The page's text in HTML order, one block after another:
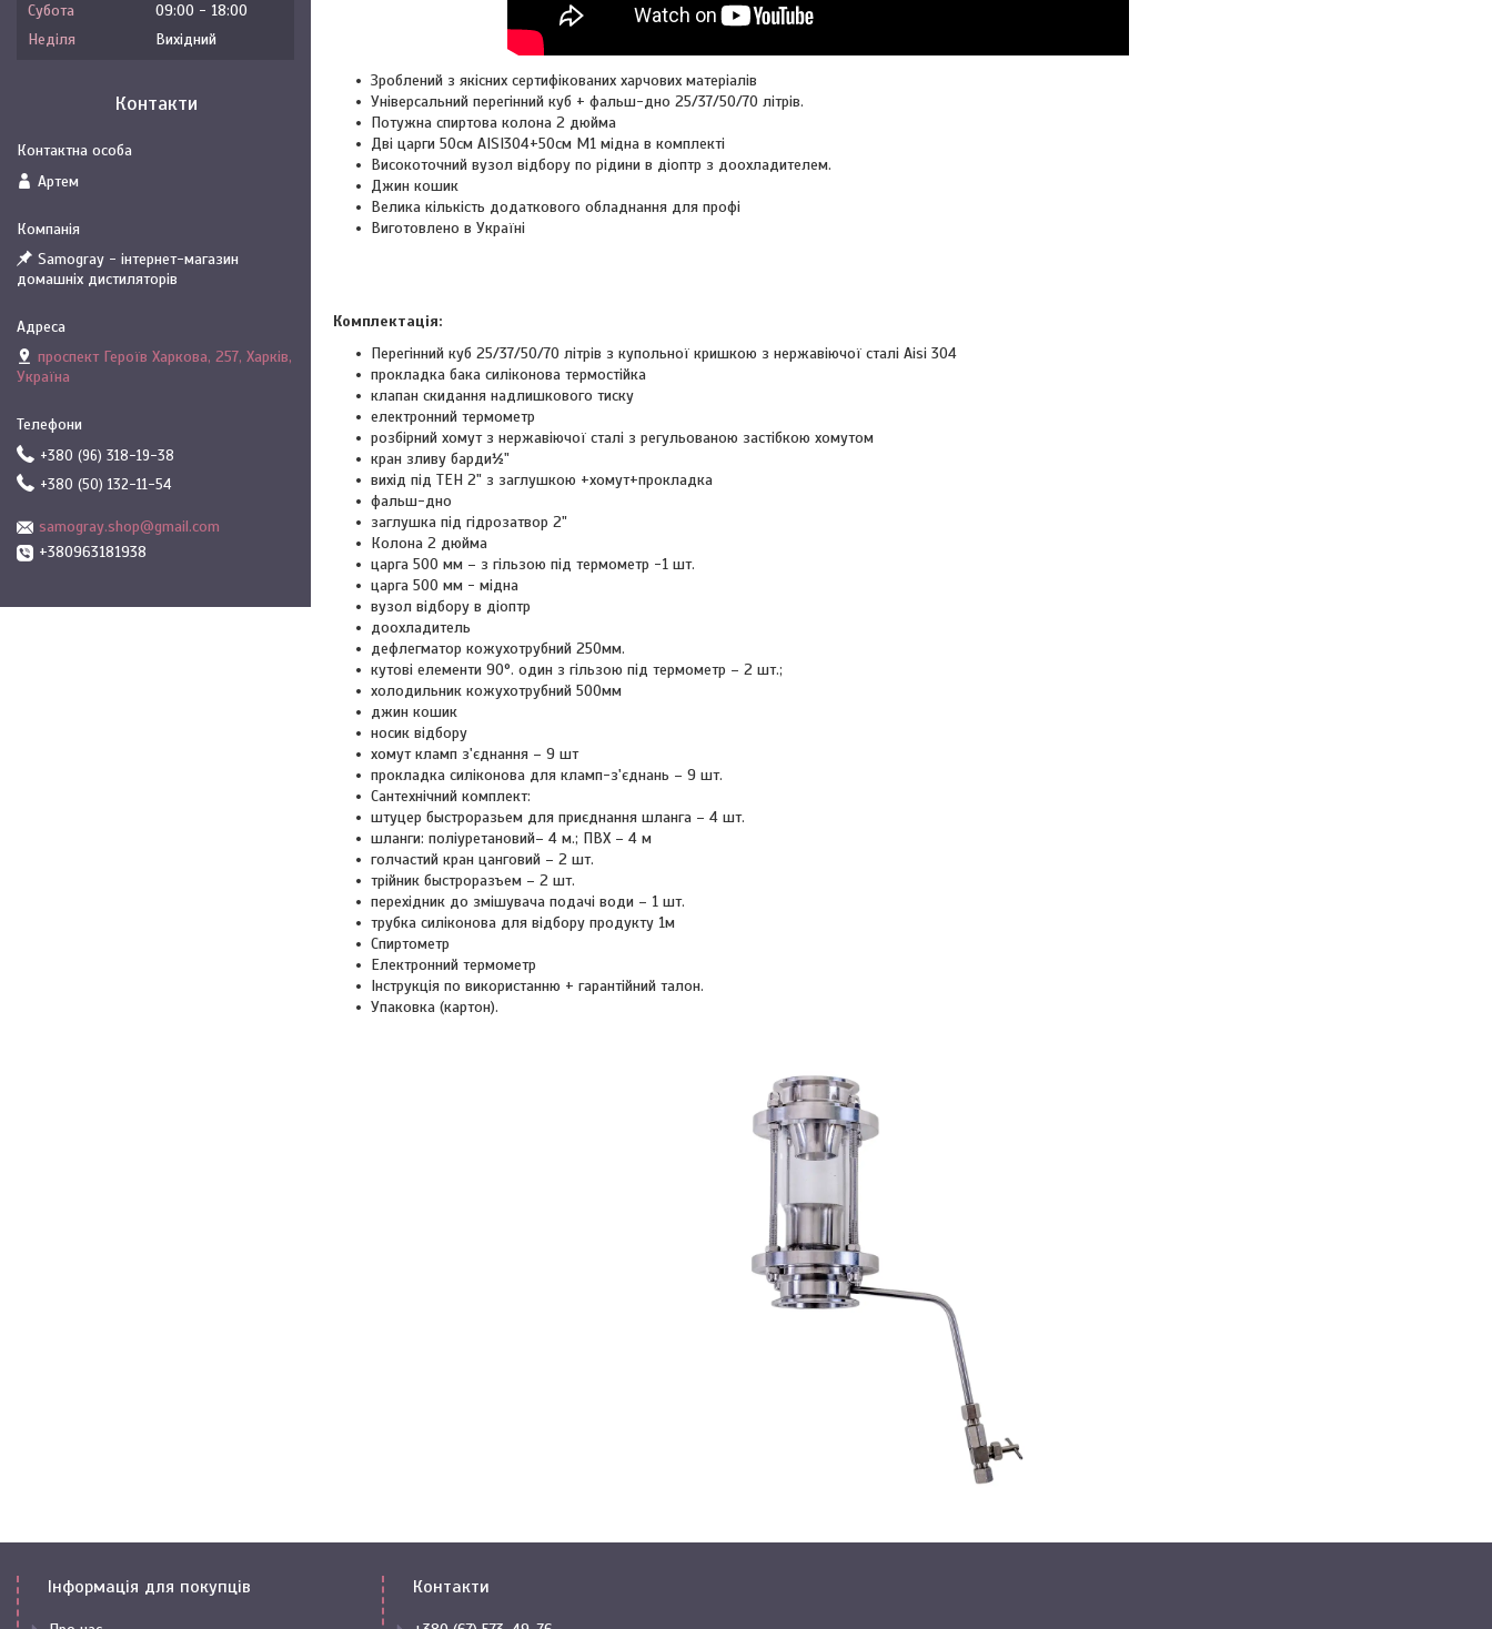
Зроблений з якісних сертифікованих харчових матеріалів
Універсальний перегінний куб + фальш-дно 25/37/50/70 літрів.
Потужна спиртова колона 2 дюйма
Дві царги 50см AISI304+50см M1 мідна в комплекті
Високоточний вузол відбору по рідини в діоптр з доохладителем.
Джин кошик
Велика кількість додаткового обладнання для профі
Виготовлено в Україні
Комплектація:
Перегінний куб 25/37/50/70 літрів з купольної кришкою з нержавіючої сталі Aisi 304
прокладка бака силіконова термостійка
клапан скидання надлишкового тиску
електронний термометр
розбірний хомут з нержавіючої сталі з регульованою застібкою хомутом
кран зливу барди½"
вихід під ТЕН 2" з заглушкою +хомут+прокладка
фальш-дно
заглушка під гідрозатвор 2"
Колона 2 дюйма
царга 500 мм – з гільзою під термометр -1 шт.
царга 500 мм - мідна
вузол відбору в діоптр
доохладитель
дефлегматор кожухотрубний 250мм.
кутові елементи 90°. один з гільзою під термометр – 2 шт.;
холодильник кожухотрубний 500мм
джин кошик
носик відбору
хомут кламп з'єднання – 9 шт
прокладка силіконова для кламп-з'єднань – 9 шт.
Сантехнічний комплект:
штуцер быстроразьем для приєднання шланга – 4 шт.
шланги: поліуретановий– 4 м.; ПВХ – 4 м
голчастий кран цанговий – 2 шт.
трійник быстроразъем – 2 шт.
перехідник до змішувача подачі води – 1 шт.
трубка силіконова для відбору продукту 1м
Спиртометр
Електронний термометр
Інструкція по використанню + гарантійний талон.
Упаковка (картон).
Субота
09:00
18:00
Неділя
Вихідний
Контакти
Артем
Samogray - інтернет-магазин
домашніх дистиляторів
проспект Героїв Харкова, 257, Харків,
Україна
+380 (96) 318-19-38
+380 (50) 132-11-54
samogray.shop@gmail.com
+380963181938
Інформація для покупців Контакти